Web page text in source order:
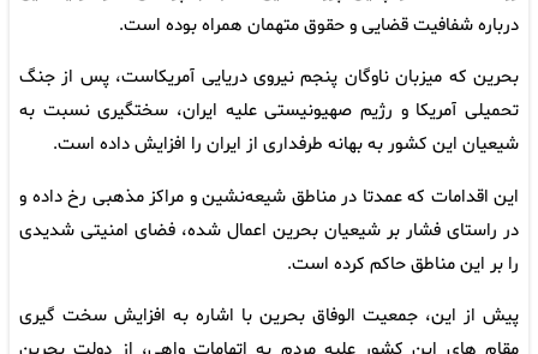
درباره شفافیت قضایی و حقوق متهمان همراه بوده است.
بحرین که میزبان ناوگان پنجم نیروی دریایی آمریکاست، پس از جنگ
تحمیلی آمریکا و رژیم صهیونیستی علیه ایران، سختگیری نسبت به
شیعیان این کشور به بهانه طرفداری از ایران را افزایش داده است.
این اقدامات که عمدتا در مناطق شیعه‌نشین و مراکز مذهبی رخ داده و
در راستای فشار بر شیعیان بحرین اعمال شده، فضای امنیتی شدیدی
را بر این مناطق حاکم کرده است.
پیش از این، جمعیت الوفاق بحرین با اشاره به افزایش سخت گیری